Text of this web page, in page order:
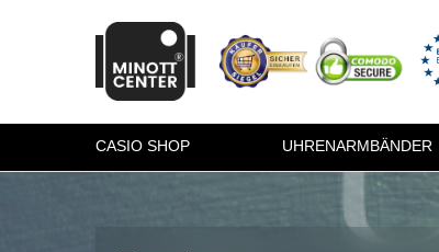
CASIO SHOP UHRENARMBÄNDER